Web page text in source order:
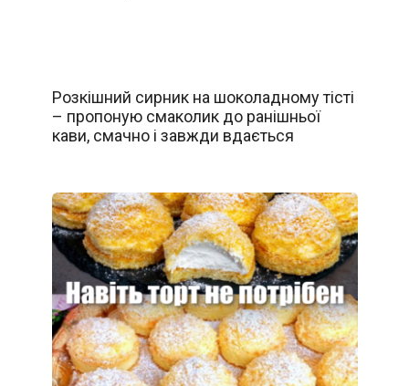
Розкішний сирник на шоколадному тісті
– пропоную смаколик до ранішньої
кави, смачно і завжди вдається